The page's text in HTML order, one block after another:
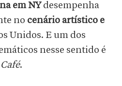
em NYdesempenha
no cenário artístico e
Unidos. E um dos
nesse sentido é
.